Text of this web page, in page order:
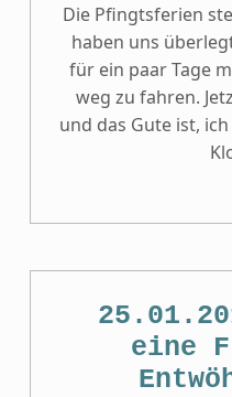
Die Pfingtsferien
haben uns
für ein paar Tage
weg zu fahren.
und das Gute ist,
eine